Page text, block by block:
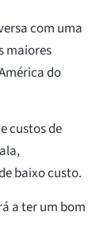
com uma
maiores
do
custos de
baixo custo.
a ter um bom